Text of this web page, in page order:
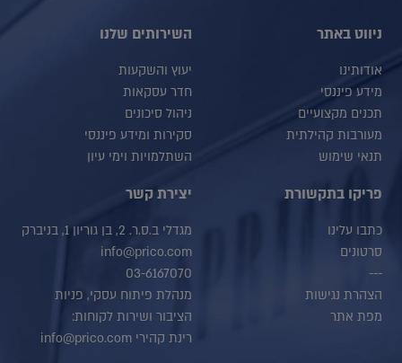
ניווט באתר
אודותינו
מידע פיננסי
תכנים מקצועיים
מעורבות קהילתית
תנאי שימוש
השירותים שלנו
יעוץ והשקעות
חדר עסקאות
ניהול סיכונים
סקירות ומידע פיננסי
השתלמויות וימי עיון
פריקו בתקשורת
כתבו עלינו
סרטונים
---
הצהרת נגישות
מפת אתר
יצירת קשר
מגדלי ב.ס.ר. 2, בן גוריון 1, בניברק
info@prico.com
03-6167070
מנהלת פיתוח עסקי, פניות
הציבור ושירות לקוחות:
רינת קהירי info@prico.com